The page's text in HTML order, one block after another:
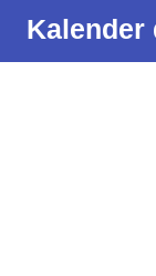
Kalender